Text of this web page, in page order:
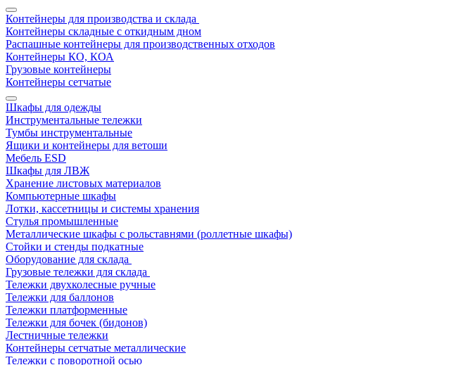
Контейнеры для производства и склада
Контейнеры складные с откидным дном
Распашные контейнеры для производственных отходов
Контейнеры КО, КОА
Грузовые контейнеры
Контейнеры сетчатые
Шкафы для одежды
Инструментальные тележки
Тумбы инструментальные
Ящики и контейнеры для ветоши
Мебель ESD
Шкафы для ЛВЖ
Хранение листовых материалов
Компьютерные шкафы
Лотки, кассетницы и системы хранения
Стулья промышленные
Металлические шкафы с рольставнями (роллетные шкафы)
Стойки и стенды подкатные
Оборудование для склада
Грузовые тележки для склада
Тележки двухколесные ручные
Тележки для баллонов
Тележки платформенные
Тележки для бочек (бидонов)
Лестничные тележки
Контейнеры сетчатые металлические
Тележки с поворотной осью